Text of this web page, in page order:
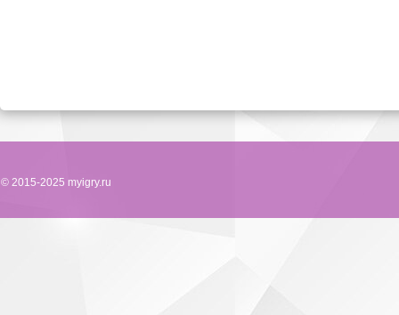
© 2015-2025 myigry.ru